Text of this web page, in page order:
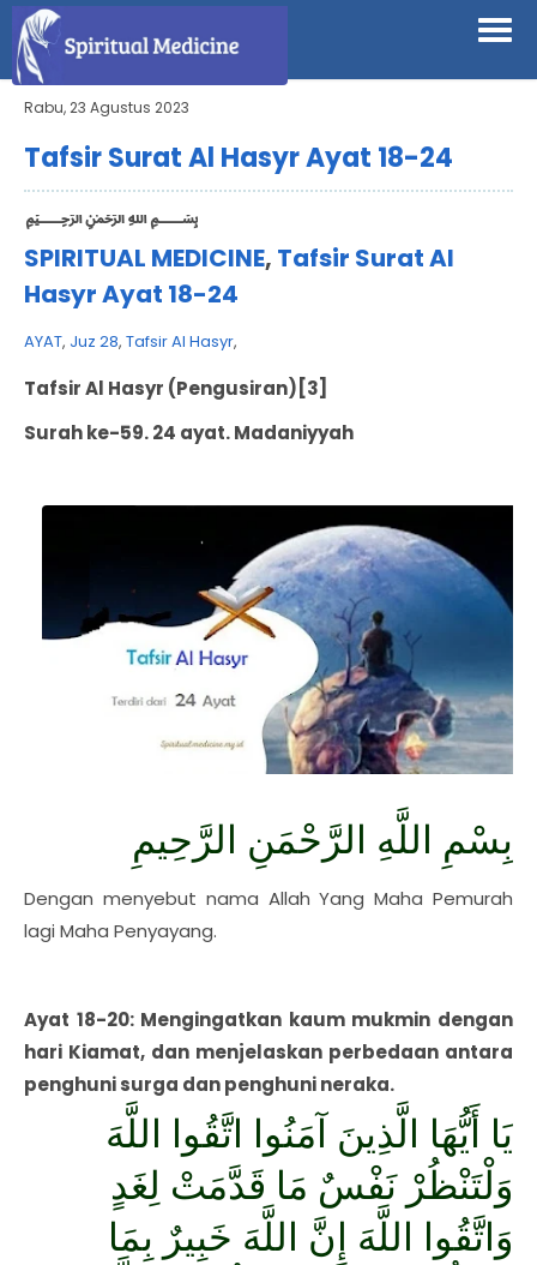
Rabu, 23 Agustus 2023
Tafsir Surat Al Hasyr Ayat 18-24
﷽
SPIRITUAL MEDICINE, Tafsir Surat Al
Hasyr Ayat 18-24
AYAT, Juz 28, Tafsir Al Hasyr,
Tafsir Al Hasyr (Pengusiran) [3]
Surah ke-59. 24 ayat. Madaniyyah
بِسْمِ اللَّهِ الرَّحْمَنِ الرَّحِيمِ
Dengan menyebut nama Allah Yang Maha Pemurah
lagi Maha Penyayang.
Ayat 18-20: Mengingatkan kaum mukmin dengan
hari Kiamat, dan menjelaskan perbedaan antara
penghuni surga dan penghuni neraka.
يَا أَيُّهَا الَّذِينَ آمَنُوا اتَّقُوا اللَّهَ
وَلْتَنْظُرْ نَفْسٌ مَا قَدَّمَتْ لِغَدٍ
وَاتَّقُوا اللَّهَ إِنَّ اللَّهَ خَبِيرٌ بِمَا